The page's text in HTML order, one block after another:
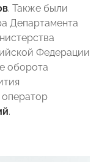
. Также были
Департамента
Федерации
оборота
оператор
.